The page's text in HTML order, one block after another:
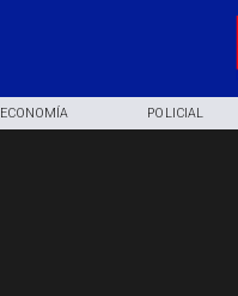
ECONOMÍA POLICIAL